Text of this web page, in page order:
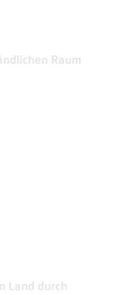
Raum
Land durch